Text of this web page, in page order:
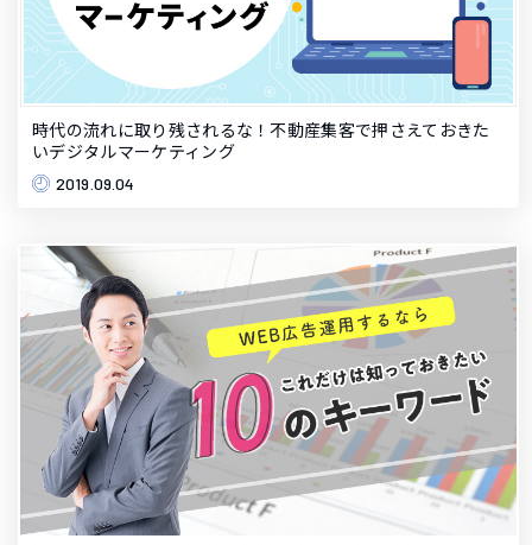
時代の流れに取り残されるな！不動産集客で押さえておきた
いデジタルマーケティング
2019.09.04